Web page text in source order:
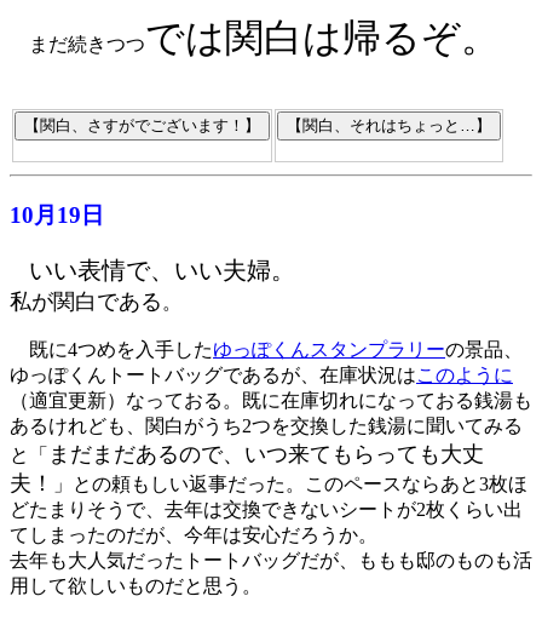
まだ続きつつでは関白は帰るぞ。
10月19日
いい表情で、いい夫婦。
私が関白である 。
既に4つめを入手したゆっぽくんスタンプラリーの景品、
ゆっぽくんトートバッグであるが、在庫状況はこのように
（適宜更新）なっておる。既に在庫切れになっておる銭湯も
あるけれども、関白がうち2つを交換した銭湯に聞いてみる
と「 まだまだあるので、いつ来てもらっても大丈
夫！
」との頼もしい返事だった。このペースならあと3枚ほ
どたまりそうで、去年は交換できないシートが2枚くらい出
てしまったのだが、今年は安心だろうか。
去年も大人気だったトートバッグだが、ももも邸のものも活
用して欲しいものだと思う。